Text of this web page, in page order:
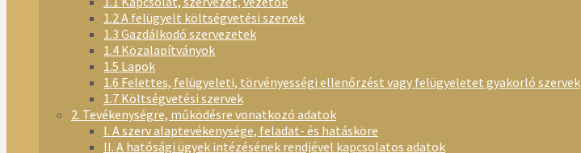
1.2 A felügyelt költségvetési szervek
1.3 Gazdálkodó szervezetek
1.4 Közalapítványok
1.5 Lapok
1.6 Felettes, felügyeleti, törvényességi ellenőrzést vagy felügyeletet gyakorló szervek
1.7 Költségvetési szervek
2. Tevékenységre, működésre vonatkozó adatok
I. A szerv alaptevékenysége, feladat- és hatásköre
II. A hatósági ügyek intézésének rendjével kapcsolatos adatok